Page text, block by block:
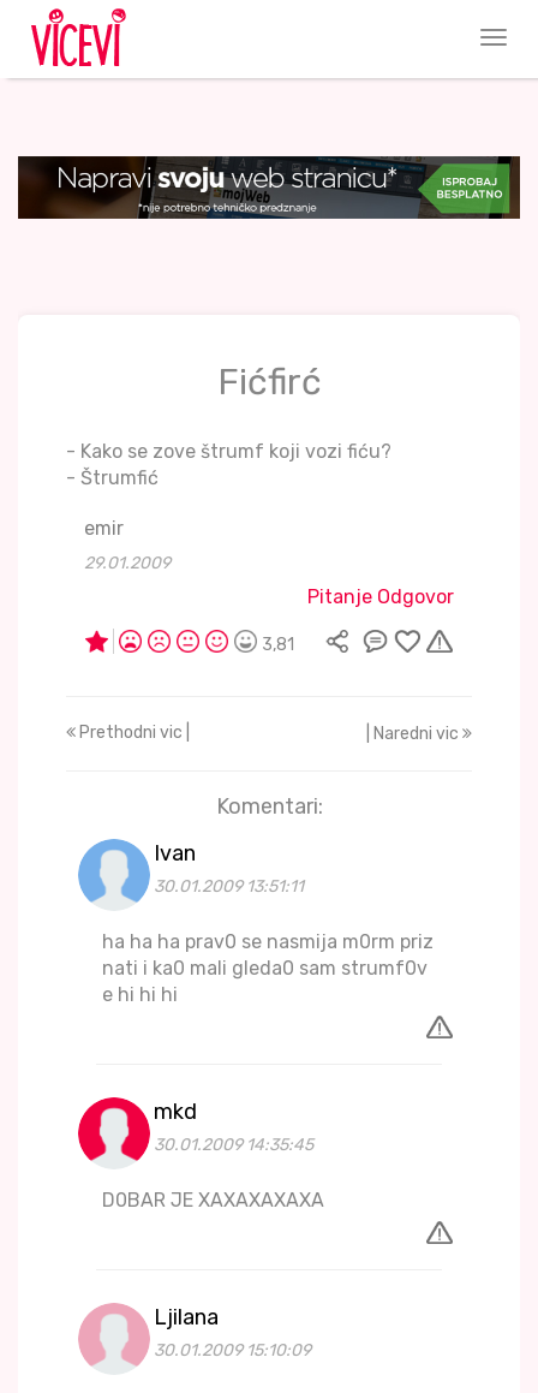
Fićfirć
- Kako se zove štrumf koji vozi fiću?
- Štrumfić
emir
29.01.2009
Pitanje Odgovor
3,81
Prethodni vic | | Naredni vic
Komentari:
Ivan
30.01.2009 13:51:11
ha ha ha prav0 se nasmija m0rm priz
nati i ka0 mali gleda0 sam strumf0v
e hi hi hi
mkd
30.01.2009 14:35:45
D0BAR JE XAXAXAXAXA
Ljilana
30.01.2009 15:10:09